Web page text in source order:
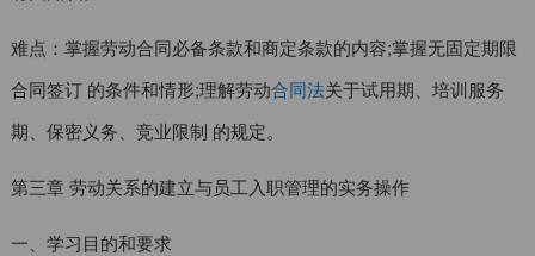
难点：掌握劳动合同必备条款和商定条款的内容;掌握无固定期限
合同签订 的条件和情形;理解劳动合同法关于试用期、培训服务
期、保密义务、竞业限制 的规定。
第三章 劳动关系的建立与员工入职管理的实务操作
一、学习目的和要求